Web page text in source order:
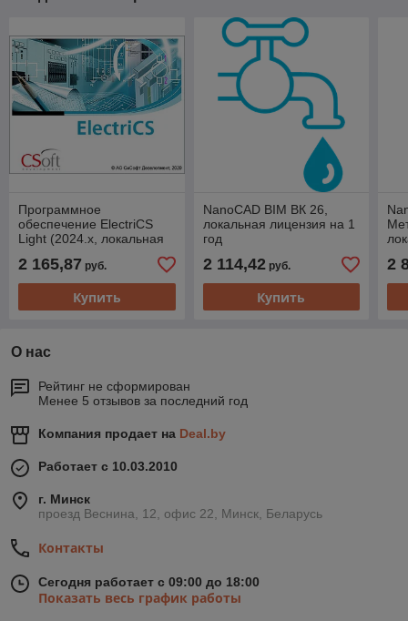
Программное
обеспечение ElectriCS
Light (2024.x, локальная
2 165,87 руб.
Купить
NanoCAD BIM ВК 26,
локальная лицензия на 1
год
2 114,42руб.
Купить
2
О нас
Рейтинг не сформирован
Менее 5 отзывов за последний год
Компания продает на Deal.by
Работает с 10.03.2010
г. Минск
проезд Веснина, 12, офис 22, Минск, Беларусь
Контакты
Сегодня работает с 09:00 до 18:00
Показать весь график работы